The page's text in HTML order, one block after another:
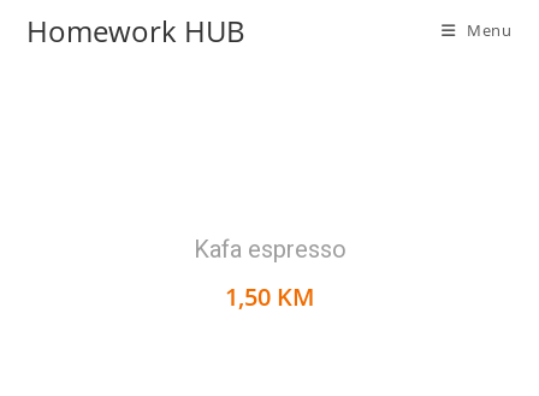
Homework HUB Menu
Kafa espresso
1,50 KM